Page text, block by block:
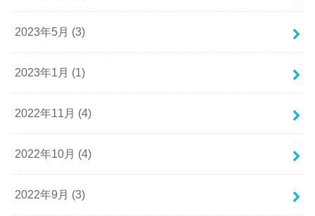
2023年5月 (3)
2023年1月 (1)
2022年11月 (4)
2022年10月 (4)
2022年9月 (3)